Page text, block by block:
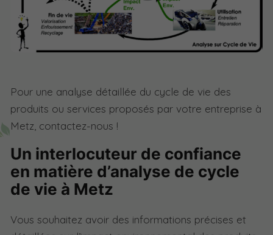
Pour une analyse détaillée du cycle de vie des
produits ou services proposés par votre entreprise à
Metz, contactez-nous !
Un interlocuteur de confiance
en matière d’analyse de cycle
de vie à Metz
Vous souhaitez avoir des informations précises et